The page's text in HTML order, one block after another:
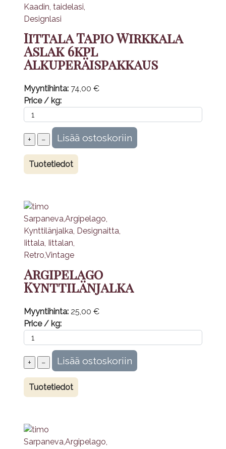
Iittala Tapio Wirkkala
Aslak 6kpl
Alkuperäispakkaus
Myyntihinta: 74,00 €
Price / kg:
Tuotetiedot
Argipelago
Kynttilänjalka
Myyntihinta: 25,00 €
Price / kg:
Tuotetiedot